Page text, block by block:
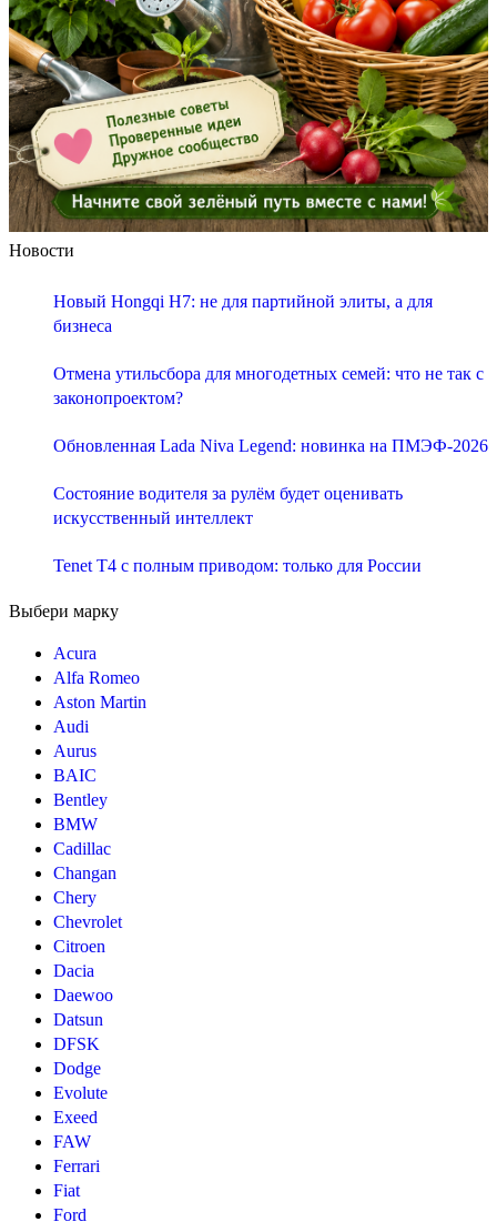
Новости
Новый Hongqi H7: не для партийной элиты, а для
бизнеса
Отмена утильсбора для многодетных семей: что не так с
законопроектом?
Обновленная Lada Niva Legend: новинка на ПМЭФ-2026
Состояние водителя за рулём будет оценивать
искусственный интеллект
Tenet T4 с полным приводом: только для России
Выбери марку
Acura
Alfa Romeo
Aston Martin
Audi
Aurus
BAIC
Bentley
BMW
Cadillac
Changan
Chery
Chevrolet
Citroen
Dacia
Daewoo
Datsun
DFSK
Dodge
Evolute
Exeed
FAW
Ferrari
Fiat
Ford